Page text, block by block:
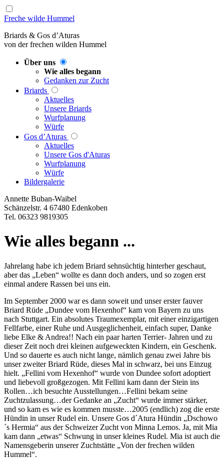
Freche wilde Hummel
Briards & Gos d’Aturas
von der frechen wilden Hummel
Über uns
Wie alles begann
Gedanken zur Zucht
Briards
Aktuelles
Unsere Briards
Wurfplanung
Würfe
Gos d’Aturas
Aktuelles
Unsere Gos d'Aturas
Wurfplanung
Würfe
Bildergalerie
Annette Buban-Waibel
Schänzelstr. 4 67480 Edenkoben
Tel. 06323 9819305
Wie alles begann ...
Jahrelang habe ich jedem Briard sehnsüchtig hinterher geschaut,
aber das „Leben“ wollte es dann doch anders, und so zogen erst
einmal andere Rassen bei uns ein.
Im September 2000 war es dann soweit und unser erster fauver
Briard Rüde „Dundee vom Hexenhof“ kam von Bayern zu uns
nach Stuttgart. Ein absolutes Traumexemplar, mit einer einzigartigen
Fellfarbe, einer Ruhe und Ausgeglichenheit, einfach super, Danke
liebe Elke & Andrea!! Nach ein paar harten Terrier- Jahren und zu
dieser Zeit noch drei kleinen aufgeweckten Kindern, ein Geschenk.
Und so dauerte es auch nicht lange, nämlich genau zwei Jahre bis
unser zweiter Briard Rüde, dieses Mal in schwarz, bei uns Einzug
hielt. „Fellini vom Hexenhof“ wurde von Dundee sofort adoptiert
und liebevoll großgezogen. Mit Fellini kam dann der Stein ins
Rollen…ich besuchte Ausstellungen…Fellini bekam seine
Zuchtzulassung…der Gedanke an „Zucht“ wurde immer stärker,
und so kam es wie es kommen musste…2005 (endlich) zog die erste
Hündin in unser Rudel ein. Unsere Gos d´Atura Hündin „Dschowo
´s Hermia“ aus der Schweizer Zucht von Minna Lemos. Ja, mit Mia
kam dann „etwas“ Schwung in unser kleines Rudel. Mia ist auch die
Namensgeberin unserer Zuchtstätte „Von der frechen wilden
Hummel“.